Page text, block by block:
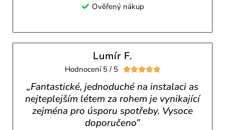
Ověřený nákup
Lumír F.
Hodnocení 5 / 5 
„Fantastické, jednoduché na instalaci as
nejteplejším létem za rohem je vynikající
zejména pro úsporu spotřeby. Vysoce
doporučeno”